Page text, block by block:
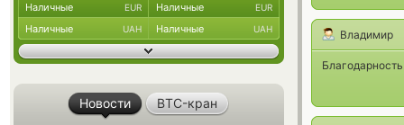
Владимир
Наличные EUR Наличные EUR
Наличные UAH Наличные UAH
Новости BTC-кран